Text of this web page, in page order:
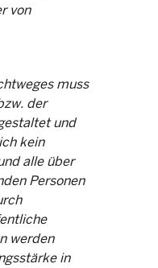
von
muss
der
und
kein
alle über
Personen
werden
in